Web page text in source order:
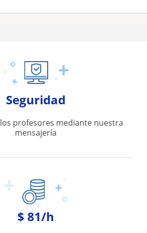
Seguridad
profesores mediante nuestra
mensajería
$ 81/h